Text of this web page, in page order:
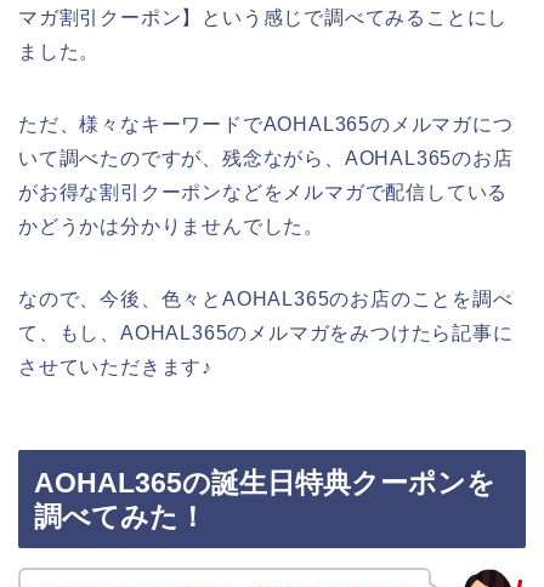
マガ割引クーポン】という感じで調べてみることにし
ました。
ただ、様々なキーワードでAOHAL365のメルマガにつ
いて調べたのですが、残念ながら、AOHAL365のお店
がお得な割引クーポンなどをメルマガで配信している
かどうかは分かりませんでした。
なので、今後、色々とAOHAL365のお店のことを調べ
て、もし、AOHAL365のメルマガをみつけたら記事に
させていただきます♪
AOHAL365の誕生日特典クーポンを
調べてみた！